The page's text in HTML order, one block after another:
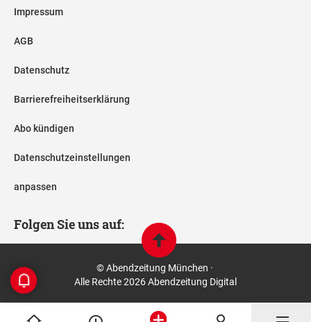
Impressum
AGB
Datenschutz
Barrierefreiheitserklärung
Abo kündigen
Datenschutzeinstellungen
anpassen
Folgen Sie uns auf:
© Abendzeitung München ·
Alle Rechte 2026 Abendzeitung Digital